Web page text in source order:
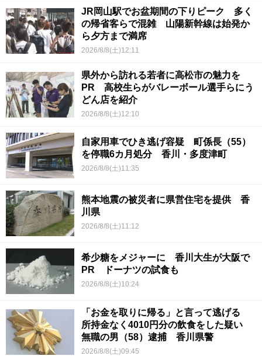
JR岡山駅でお盆期間の下りピーク 多く
の帰省客らで混雑 山陽新幹線は始発か
ら夕方まで満席
2026/8/8(土)12:11
県外から訪れる若者に高松市の魅力を
PR 高校生らがバレーボール選手らにう
どん店を紹介
2026/8/8(土)12:10
自家用車でひき逃げ容疑 町係長（55）
を停職6カ月処分 香川・多度津町
2026/8/8(土)11:35
熊本地震の被災者に県営住宅を提供 香
川県
2026/8/8(土)11:12
希少糖をメジャーに 香川大生が大阪で
PR ドーナツの試食も
2026/8/8(土)10:24
「お金を取りに帰る」と言って逃げる
所持金なく4010円分の飲食をした疑い
無職の男（58）逮捕 香川県警
2026/8/8(土)09:45